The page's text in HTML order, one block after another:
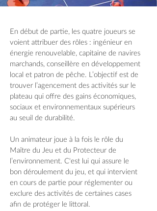
En début de partie, les quatre joueurs se
voient attribuer des rôles : ingénieur en
énergie renouvelable, capitaine de navires
marchands, conseillère en développement
local et patron de pêche. L’objectif est de
trouver l’agencement des activités sur le
plateau qui offre des gains économiques,
sociaux et environnementaux supérieurs
au seuil de durabilité.
Un animateur joue à la fois le rôle du
Maître du Jeu et du Protecteur de
l’environnement. C'est lui qui assure le
bon déroulement du jeu, et qui intervient
en cours de partie pour réglementer ou
exclure des activités de certaines cases
afin de protéger le littoral.